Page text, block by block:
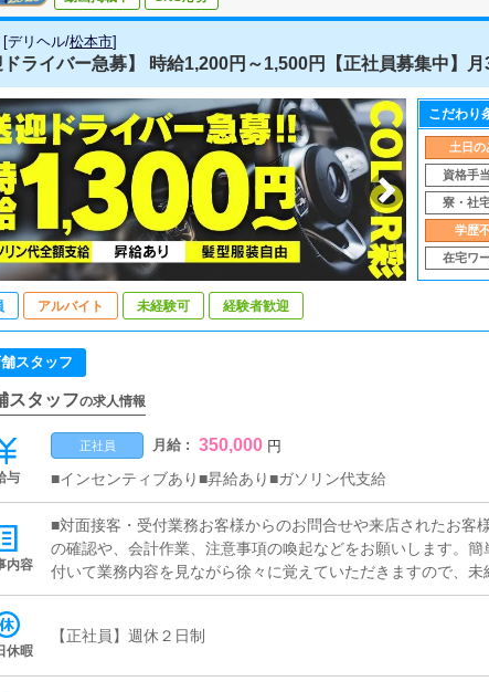
[デリヘル/松本市]
ドライバー急募】 時給1,200円～1,500円【正社員募集中】月
こだわり
土日の
資格手
寮・社
学歴
在宅ワ
アルバイト 未経験可 経験者歓迎
スタッフ
スタッフの求人情報
与
正社員 月給 : 350,000 円
■インセンティブあり■昇給あり■ガソリン代支給
内容
■対面接客・受付業務お客様からのお問合せや来店されたお客
の確認や、会計作業、注意事項の喚起などをお願いします。
付いて業務内容を見ながら徐々に覚えていただきますので、未
ャスト管理お店で働いていただいているキャストの方が稼げ
ど、ポータルサイト等の店舗情報更新作業を行っていただきま
休暇
【正社員】週休２日制